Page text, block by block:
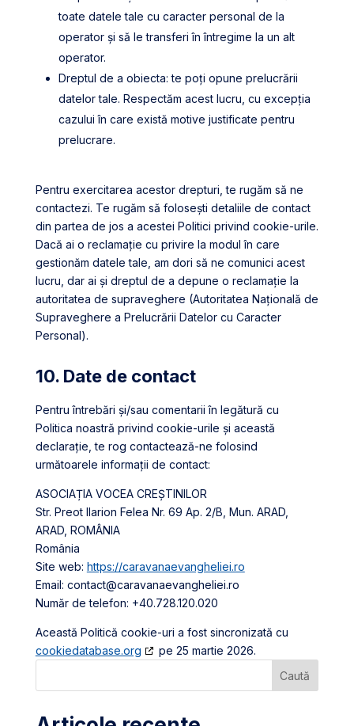
toate datele tale cu caracter personal de la
operator și să le transferi în întregime la un alt
operator.
Dreptul de a obiecta: te poți opune prelucrării
datelor tale. Respectăm acest lucru, cu excepția
cazului în care există motive justificate pentru
prelucrare.
Pentru exercitarea acestor drepturi, te rugăm să ne
contactezi. Te rugăm să folosești detaliile de contact
din partea de jos a acestei Politici privind cookie-urile.
Dacă ai o reclamație cu privire la modul în care
gestionăm datele tale, am dori să ne comunici acest
lucru, dar ai și dreptul de a depune o reclamație la
autoritatea de supraveghere (Autoritatea Națională de
Supraveghere a Prelucrării Datelor cu Caracter
Personal).
10. Date de contact
Pentru întrebări și/sau comentarii în legătură cu
Politica noastră privind cookie-urile și această
declarație, te rog contactează-ne folosind
următoarele informații de contact:
ASOCIAȚIA VOCEA CREȘTINILOR
Str. Preot Ilarion Felea Nr. 69 Ap. 2/B, Mun. ARAD,
ARAD, ROMÂNIA
România
Site web: https://caravanaevangheliei.ro
Email: contact@caravanaevangheliei.ro
Număr de telefon: +40.728.120.020
Această Politică cookie-uri a fost sincronizată cu
cookiedatabase.org
pe 25 martie 2026.
Caută